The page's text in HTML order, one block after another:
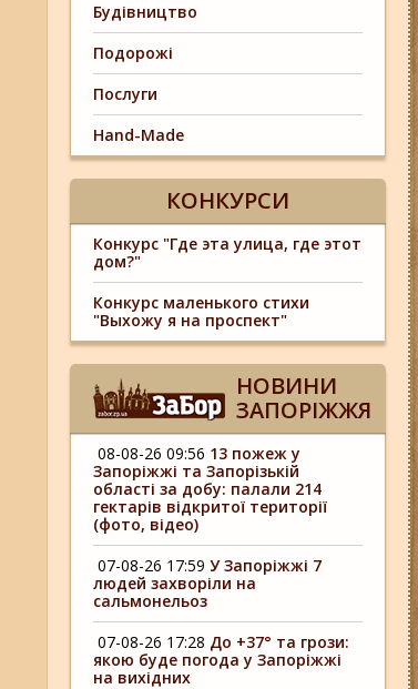
Будівництво
Подорожі
Послуги
Hand-Made
КОНКУРСИ
Конкурс "Где эта улица, где этот
дом?"
Конкурс маленького стихи
"Выхожу я на проспект"
НОВИНИ
ЗАПОРІЖЖЯ
08-08-26 09:56 13 пожеж у
Запоріжжі та Запорізькій
області за добу: палали 214
гектарів відкритої території
(фото, відео)
07-08-26 17:59 У Запоріжжі 7
людей захворіли на
сальмонельоз
07-08-26 17:28 До +37° та грози:
якою буде погода у Запоріжжі
на вихідних